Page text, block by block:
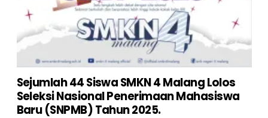
Sejumlah 44 Siswa SMKN 4 Malang Lolos
Seleksi Nasional Penerimaan Mahasiswa
Baru (SNPMB) Tahun 2025.